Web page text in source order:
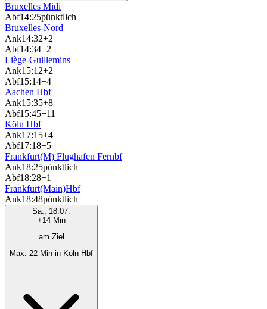
Bruxelles Midi
Abf14:25pünktlich
Bruxelles-Nord
Ank14:32+2
Abf14:34+2
Liège-Guillemins
Ank15:12+2
Abf15:14+4
Aachen Hbf
Ank15:35+8
Abf15:45+11
Köln Hbf
Ank17:15+4
Abf17:18+5
Frankfurt(M) Flughafen Fernbf
Ank18:25pünktlich
Abf18:28+1
Frankfurt(Main)Hbf
Ank18:48pünktlich
Sa., 18.07.
+14 Min
am Ziel
Max. 22 Min in Köln Hbf